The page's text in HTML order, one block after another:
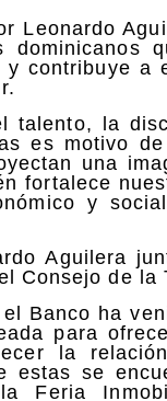
Leonardo
contribuye a
talento, la
es motivo
una
fortalece
y
Aguilera
Consejo de la
Banco ha
para
la
estas se
Feria